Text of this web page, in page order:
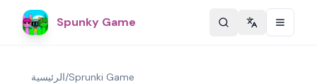
Spunky Game Change
الرئيسية/Sprunki Game